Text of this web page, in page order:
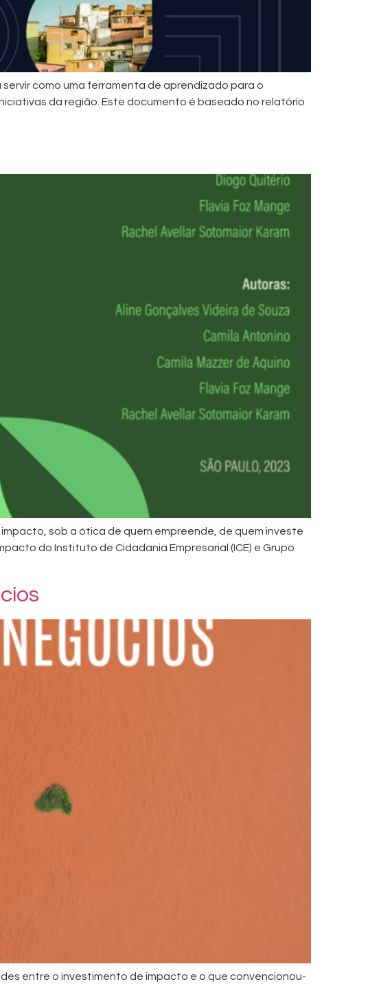
como uma ferramenta de aprendizado para o
da região. Este documento é baseado no relatório
sob a ótica de quem empreende, de quem investe
do Instituto de Cidadania Empresarial (ICE) e Grupo
entre o investimento de impacto e o que convencionou-